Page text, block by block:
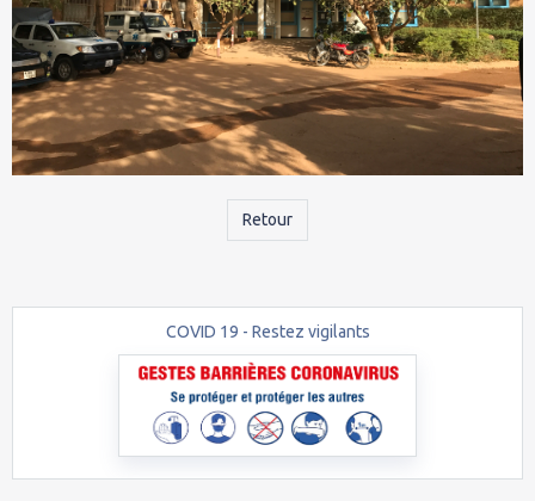
Retour
COVID 19 - Restez vigilants